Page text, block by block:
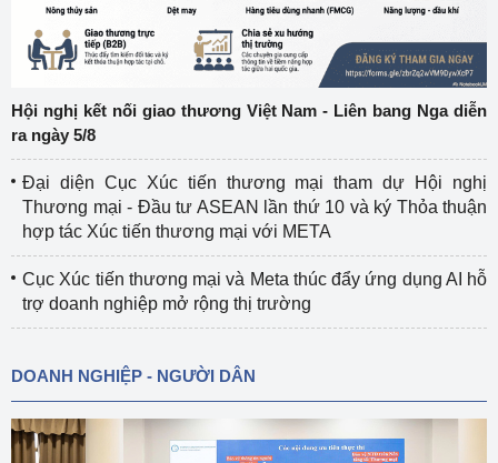
Hội nghị kết nối giao thương Việt Nam - Liên bang Nga diễn
ra ngày 5/8
Đại diện Cục Xúc tiến thương mại tham dự Hội nghị
Thương mại - Đầu tư ASEAN lần thứ 10 và ký Thỏa thuận
hợp tác Xúc tiến thương mại với META
Cục Xúc tiến thương mại và Meta thúc đẩy ứng dụng AI hỗ
trợ doanh nghiệp mở rộng thị trường
DOANH NGHIỆP - NGƯỜI DÂN